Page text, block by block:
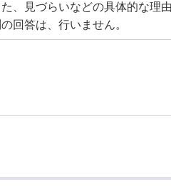
、見づらいなどの具体的な理
回答は、行いません。